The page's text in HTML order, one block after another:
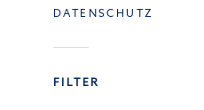
DATENSCHUTZ
FILTER